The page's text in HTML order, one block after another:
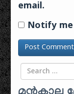
email.
Notify
Search for